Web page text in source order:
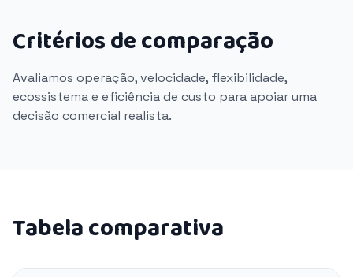
Critérios de comparação
Avaliamos operação, velocidade, flexibilidade,
ecossistema e eficiência de custo para apoiar uma
decisão comercial realista.
Tabela comparativa